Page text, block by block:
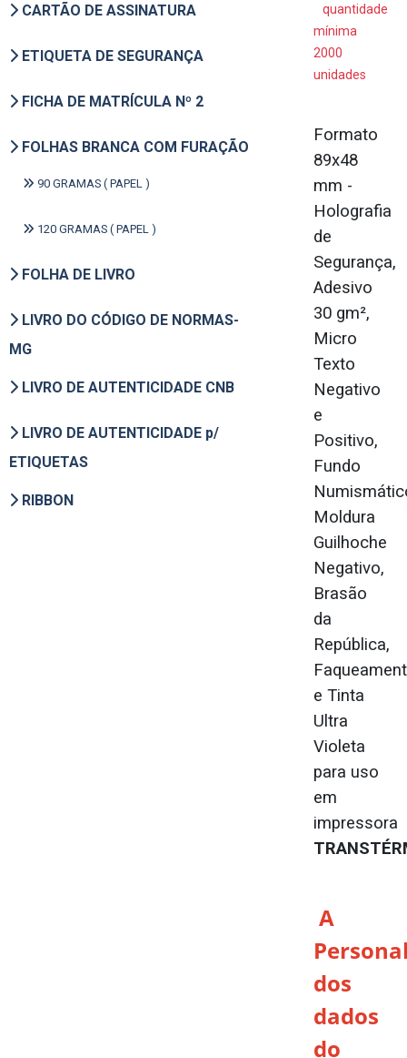
CARTÃO DE ASSINATURA
ETIQUETA DE SEGURANÇA
FICHA DE MATRÍCULA Nº 2
FOLHAS BRANCA COM FURAÇÃO
90 GRAMAS ( PAPEL )
120 GRAMAS ( PAPEL )
FOLHA DE LIVRO
LIVRO DO CÓDIGO DE NORMAS-
MG
LIVRO DE AUTENTICIDADE CNB
LIVRO DE AUTENTICIDADE p/
ETIQUETAS
RIBBON
quantidade
mínima
2000
unidades
Formato
89x48
mm -
Holografia
de
Segurança,
Adesivo
30 gm²,
Micro
Texto
Negativo
e
Positivo,
Fundo
Moldura
Guilhoche
Negativo,
Brasão
da
República,
e Tinta
Ultra
Violeta
para uso
em
impressora
A
dos
dados
do